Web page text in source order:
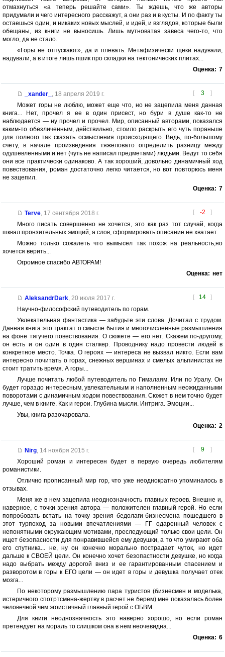
отмахнуться «а теперь решайте сами». Ты ждешь, что же авторы
придумали и чего интересного расскажут, а они раз и в кусты. И по факту ты
остаешься один, и никаких новых мыслей, и идей, и взглядов, которые были
обещаны, из книги не выносишь. Лишь мутноватая завеса чего-то, что
могло, да не стало.
«Горы не отпускают», да и плевать. Метафизически щеки надували,
надували, а в итоге лишь пшик про складки на тектонических плитах...
Оценка: 7
[ 3 ]
_xander_ , 18 апреля 2019 г.
Может горы не люблю, может еще что, но не зацепила меня данная
книга... Нет, прочел я ее в один присест, но бури в душе как-то не
наблюдается — ну прочел и прочел. Мир, описанный авторами, показался
каким-то обезличенным, действильно, стоило раскрыть его чуть пораньше
для полного так сказать осмысления происходящего. Ведь, по-большому
счету, в начале произведения тяжеловато определить разницу между
одушевленными и нет (чуть не написал предметами) людьми. Ведут то себя
они все практически одинаково. А так хороший, довольно динамичный ход
повествования, роман достаточно легко читается, но вот повторюсь меня
не зацепил.
Оценка: 7
[ -2 ]
Terve, 17 сентября 2018 г.
Много писать совершенно не хочется, это как раз тот случай, когда
шквал пронзительных эмоций, а слов, сформировать описание не хватает.
Можно только сожалеть что вымысел так похож на реальность,но
хочется верить...
Огромное спасибо АВТОРАМ!
Оценка: нет
[ 14 ]
AleksandrDark, 20 июля 2017 г.
Научно-философский путеводитель по горам.
Увлекательная фантастика — забудьте эти слова. Дочитал с трудом.
Данная книга это трактат о смысле бытия и многочисленные размышления
на фоне тягучего повествования. О сюжете — его нет. Скажем по-другому,
он есть и он один в один сталкер. Проводнику надо провести людей в
конкретное место. Точка. О героях — интереса не вызвал никто. Если вам
интересно почитать о горах, снежных вершинах и смелых альпинистах не
стоит тратить время. А горы...
Лучше почитать любой путеводитель по Гималаям. Или по Уралу. Он
будет гораздо интересным, увлекательным и наполненным неожиданными
поворотами с динамичным ходом повествования. Сюжет в нем точно будет
лучше, чем в книге. Как и герои. Глубина мысли. Интрига. Эмоции...
Увы, книга разочаровала.
Оценка: 2
[ 9 ]
Nirg, 14 ноября 2015 г.
Хороший роман и интересен будет в первую очередь любителям
романистики.
Отлично прописанный мир гор, что уже неоднократно упоминалось в
отзывах.
Меня же в нем зацепила неоднозначность главных героев. Внешне и,
наверное, с точки зрения автора — положителен главный герой. Но если
попробовать встать на точку зрения бедолаги-бизнесмена пошедшего в
этот турпоход за новыми впечатлениями — ГГ одаренный человек с
непонятными окружающим мотивами, преследующий только свои цели. Он
ищет безопасности для понравившейся ему девушки, а то что умирают оба
его спутника... не, ну он конечно морально пострадает чуток, но идет
дальше к СВОЕЙ цели. Он конечно хочет безопастности девушке, но когда
надо выбрать между дорогой вниз и ее гарантированным спасением и
разворотом в горы к ЕГО цели — он идет в горы и девушка получает отек
мозга...
По некоторому размышлению пара туристов (бизнесмен и моделька,
истеричного спотртсмена-жертву в расчет не берем) мне показалась более
человечной чем эгоистичный главный герой с ОБВМ.
Для книги неоднозначность это наверно хорошо, но если роман
претендует на мораль то слишком она в нем неочевидна...
Оценка: 6